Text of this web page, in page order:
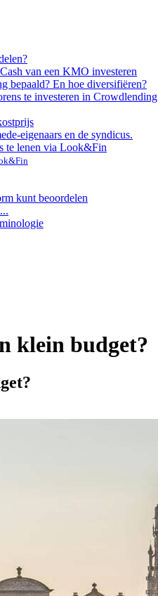
Cash van een KMO investeren
bepaald? En hoe diversifiëren?
te investeren in Crowdlending
eigenaars en de syndicus.
te lenen via Look&Fin
kunt beoordelen
klein budget?